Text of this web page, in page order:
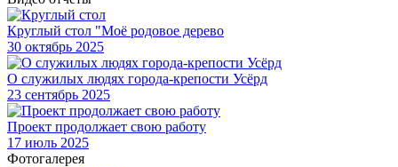
Круглый стол "Моё родовое дерево
30 октябрь 2025
О служилых людях города-крепости Усёрд
23 сентябрь 2025
Проект продолжает свою работу
17 июль 2025
Фотогалерея